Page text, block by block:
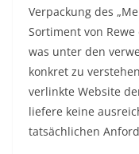
Verpackung des
Sortiment von
was unter den
konkret zu
verlinkte Website
liefere keine
tatsächlichen